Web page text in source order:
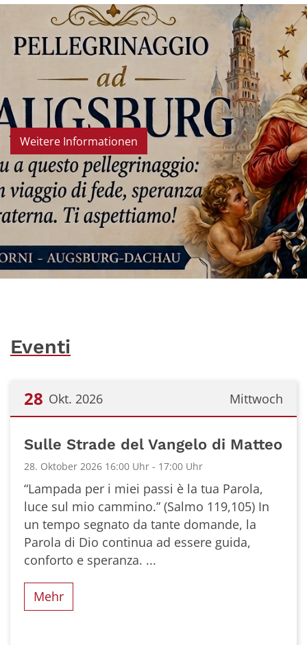
Weitere Informationen
© MCI Saar
Eventi
Mittwoch
28 Okt. 2026
Sulle Strade del Vangelo di Matteo
28. Oktober 2026 16:00 Uhr - 17:00 Uhr
“Lampada per i miei passi è la tua Parola,
luce sul mio cammino.” (Salmo 119,105) In
un tempo segnato da tante domande, la
Parola di Dio continua ad essere guida,
conforto e speranza. ...
Mehr